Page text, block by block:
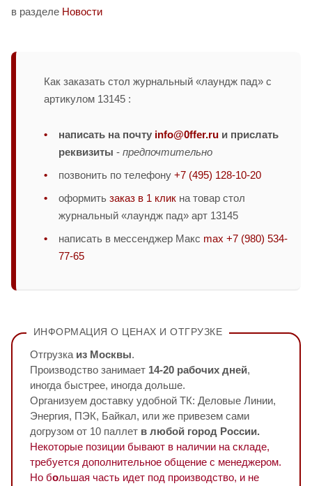
в разделе Новости
Как заказать стол журнальный «лаундж пад» с
артикулом 13145 :
написать на почту info@0ffer.ru и прислать
реквизиты - предпочтительно
позвонить по телефону +7 (495) 128-10-20
оформить заказ в 1 клик на товар стол
журнальный «лаундж пад» арт 13145
написать в мессенджер Макс max +7 (980) 534-
77-65
ИНФОРМАЦИЯ О ЦЕНАХ И ОТГРУЗКЕ
Отгрузка из Москвы.
Производство занимает 14-20 рабочих дней,
иногда быстрее, иногда дольше.
Организуем доставку удобной ТК: Деловые Линии,
Энергия, ПЭК, Байкал, или же привезем сами
догрузом от 10 паллет в любой город России.
Некоторые позиции бывают в наличии на складе,
требуется дополнительное общение с менеджером.
Но большая часть идет под производство, и не